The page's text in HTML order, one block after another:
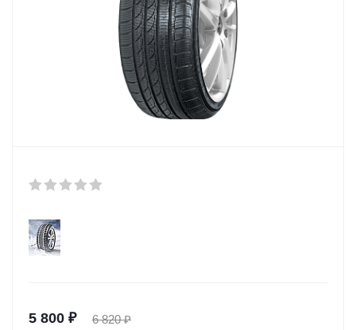
5 800 ₽ 6 820₽